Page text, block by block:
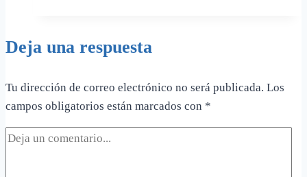
en
rústicos:
evita
fiscales
Deja una respuesta
Tu dirección de correo electrónico no será publicada. Los
campos obligatorios están marcados con *